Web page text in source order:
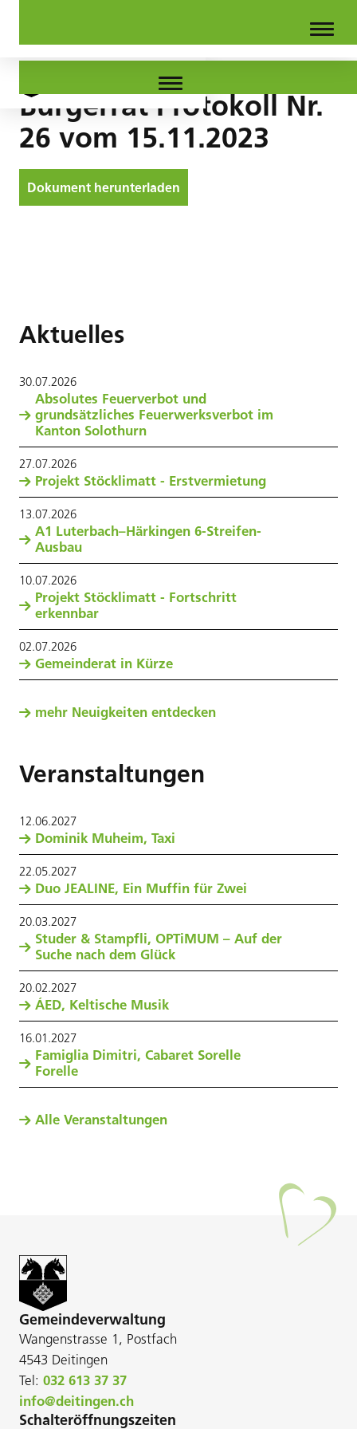
Bürgerrat Protokoll Nr.
26 vom 15.11.2023
Dokument herunterladen
Aktuelles
30.07.2026
Absolutes Feuerverbot und
grundsätzliches Feuerwerksverbot im
Kanton Solothurn
27.07.2026
Projekt Stöcklimatt - Erstvermietung
13.07.2026
A1 Luterbach–Härkingen 6-Streifen-
Ausbau
10.07.2026
Projekt Stöcklimatt - Fortschritt
erkennbar
02.07.2026
Gemeinderat in Kürze
mehr Neuigkeiten entdecken
Veranstaltungen
12.06.2027
Dominik Muheim, Taxi
22.05.2027
Duo JEALINE, Ein Muffin für Zwei
20.03.2027
Studer & Stampfli, OPTiMUM – Auf der
Suche nach dem Glück
20.02.2027
ÁED, Keltische Musik
16.01.2027
Famiglia Dimitri, Cabaret Sorelle
Forelle
Alle Veranstaltungen
Gemeindeverwaltung
Wangenstrasse 1, Postfach
4543 Deitingen
Tel: 032 613 37 37
info@deitingen.ch
Schalteröffnungszeiten